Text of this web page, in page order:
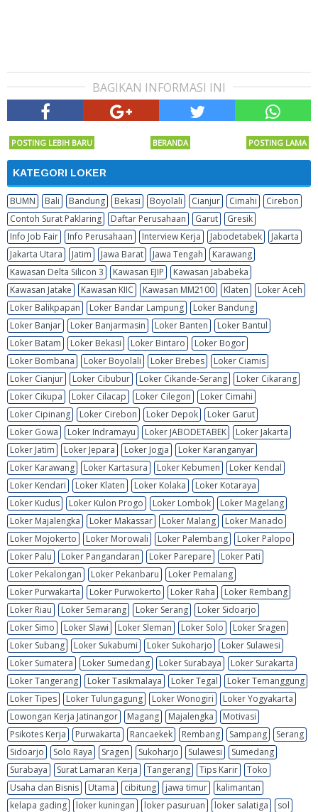
BAGIKAN INFORMASI INI
POSTING LEBIH BARU POSTING LAMA
BERANDA
KATEGORI LOKER
BUMN Bali Bandung Bekasi Boyolali Cianjur Cimahi
Cirebon
Contoh Surat Paklaring
Daftar Perusahaan Garut
Gresik
Info Job Fair
Info Perusahaan Interview Kerja Jabodetabek
Jakarta
Jakarta Utara
Jatim Jawa Barat Jawa Tengah
Karawang
Kawasan Delta Silicon 3
Kawasan EJIP
Kawasan Jababeka
Kawasan Jatake
Kawasan KIIC Kawasan MM2100 Klaten
Loker Aceh
Loker Balikpapan
Loker Bandar Lampung
Loker Bandung
Loker Banjar
Loker Banjarmasin Loker Banten
Loker Bantul
Loker Batam
Loker Bekasi Loker Bintaro
Loker Bogor
Loker Bombana
Loker Boyolali Loker Brebes
Loker Ciamis
Loker Cianjur
Loker Cibubur Loker Cikande-Serang
Loker Cikarang
Loker Cikupa
Loker Cilacap Loker Cilegon
Loker Cimahi
Loker Cipinang
Loker Cirebon Loker Depok
Loker Garut
Loker Gowa
Loker Indramayu Loker JABODETABEK
Loker Jakarta
Loker Jatim
Loker Jepara Loker Jogja
Loker Karanganyar
Loker Karawang
Loker Kartasura Loker Kebumen
Loker Kendal
Loker Kendari
Loker Klaten Loker Kolaka
Loker Kotaraya
Loker Kudus
Loker Kulon Progo Loker Lombok
Loker Magelang
Loker Majalengka
Loker Makassar Loker Malang
Loker Manado
Loker Mojokerto
Loker Morowali Loker Palembang
Loker Palopo
Loker Palu
Loker Pangandaran Loker Parepare
Loker Pati
Loker Pekalongan
Loker Pekanbaru
Loker Pemalang
Loker Purwakarta
Loker Purwokerto Loker Raha
Loker Rembang
Loker Riau
Loker Semarang Loker Serang
Loker Sidoarjo
Loker Simo
Loker Slawi Loker Sleman Loker Solo
Loker Sragen
Loker Subang
Loker Sukabumi Loker Sukoharjo
Loker Sulawesi
Loker Sumatera
Loker Sumedang Loker Surabaya
Loker Surakarta
Loker Tangerang
Loker Tasikmalaya Loker Tegal
Loker Temanggung
Loker Tipes
Loker Tulungagung Loker Wonogiri
Loker Yogyakarta
Lowongan Kerja Jatinangor
Magang Majalengka
Motivasi
Psikotes Kerja
Purwakarta Rancaekek Rembang Sampang
Serang
Sidoarjo
Solo Raya Sragen Sukoharjo Sulawesi
Sumedang
Surabaya
Surat Lamaran Kerja Tangerang Tips Karir
Toko
Usaha dan Bisnis
Utama cibitung jawa timur
kalimantan
kelapa gading
loker kuningan loker pasuruan loker salatiga sol